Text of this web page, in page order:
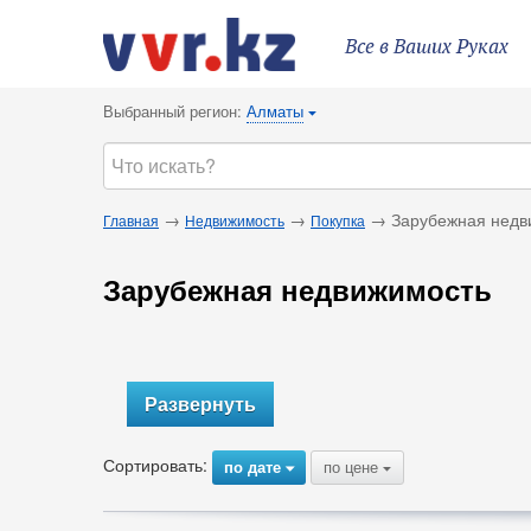
Все в Ваших Руках
Выбранный регион: Алматы {
Главная → Недвижимость → Покупка → Зарубежная
Зарубежная недвижимость
Развернуть
Сортировать: по дате{ по цене {